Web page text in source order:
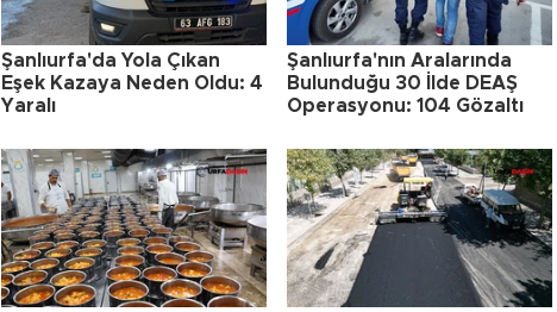
Şanlıurfa'da Yola Çıkan
Eşek Kazaya Neden Oldu: 4
Yaralı
Şanlıurfa'nın Aralarında
Bulunduğu 30 İlde DEAŞ
Operasyonu: 104 Gözaltı